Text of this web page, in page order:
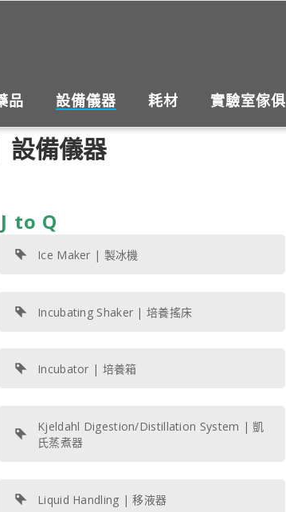
品 設備儀器 耗材 實驗室傢俱
備儀器
J to Q
Ice Maker | 製冰機
Incubating Shaker | 培養搖床
Incubator | 培養箱
Kjeldahl Digestion/Distillation System | 凱
氏蒸煮器
Liquid Handling | 移液器